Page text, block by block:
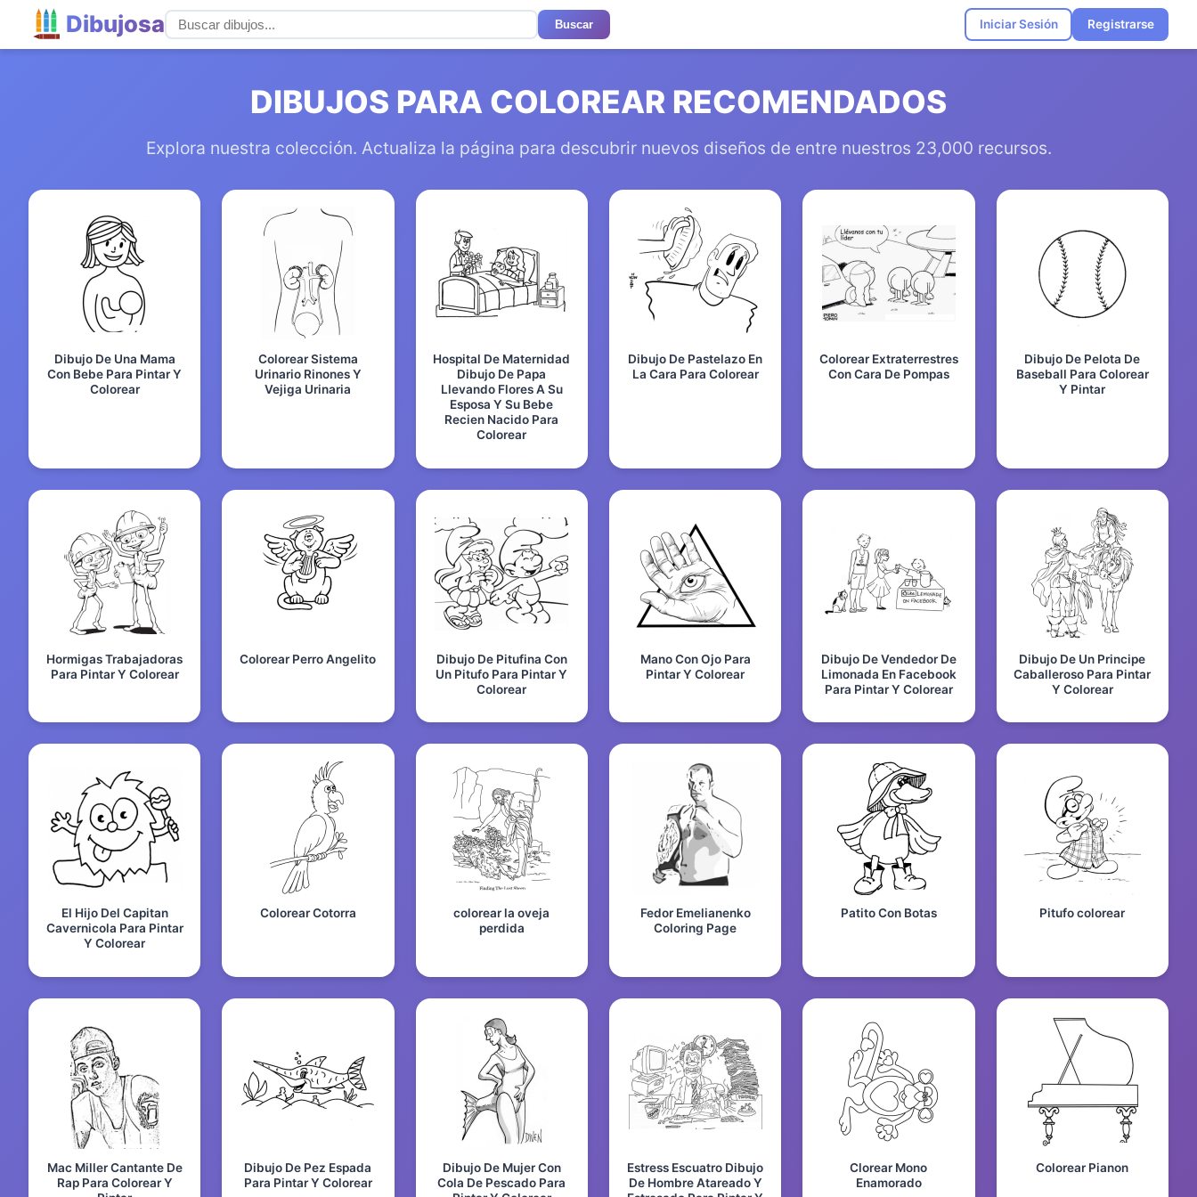
Dibujosa Buscar Iniciar Sesión Registrarse
DIBUJOS PARA COLOREAR RECOMENDADOS
Explora nuestra colección. Actualiza la página para descubrir nuevos diseños de entre nuestros 23,000 recursos.
Dibujo De Una Mama
Con Bebe Para Pintar Y
Colorear
Colorear Sistema
Urinario Rinones Y
Vejiga Urinaria
Hospital De Maternidad
Dibujo De Papa
Llevando Flores A Su
Esposa Y Su Bebe
Recien Nacido Para
Colorear
Dibujo De Pastelazo En
La Cara Para Colorear
Colorear Extraterrestres
Con Cara De Pompas
Dibujo De Pelota De
Baseball Para Colorear
Y Pintar
Hormigas Trabajadoras
Para Pintar Y Colorear
Colorear Perro Angelito
Dibujo De Pitufina Con
Un Pitufo Para Pintar Y
Colorear
Mano Con Ojo Para
Pintar Y Colorear
Dibujo De Vendedor De
Limonada En Facebook
Para Pintar Y Colorear
Dibujo De Un Principe
Caballeroso Para Pintar
Y Colorear
El Hijo Del Capitan
Cavernicola Para Pintar
Y Colorear
Colorear Cotorra
colorear la oveja
perdida
Fedor Emelianenko
Coloring Page
Patito Con Botas Pitufo colorear
Mac Miller Cantante De
Rap Para Colorear Y
Dibujo De Pez Espada
Para Pintar Y Colorear
Dibujo De Mujer Con
Cola De Pescado Para
Estress Escuatro Dibujo
De Hombre Atareado Y
Clorear Mono
Enamorado
Colorear Pianon